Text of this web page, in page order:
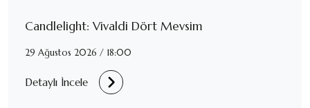
Candlelight: Vivaldi Dört Mevsim
29 Ağustos 2026 / 18:00
Detaylı İncele